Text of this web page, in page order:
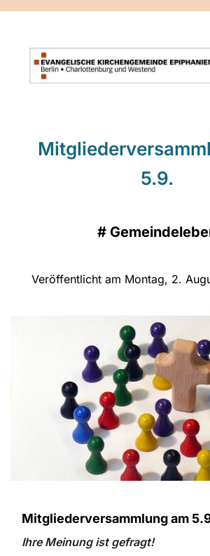
5.9.
#
Veröffentlicht am Montag, 2.
Mitgliederversammlung am
Ihre Meinung ist gefragt!